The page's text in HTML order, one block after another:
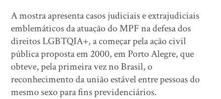
A mostra apresenta casos judiciais e extrajudiciais
emblemáticos da atuação do MPF na defesa dos
direitos LGBTQIA+, a começar pela ação civil
pública proposta em 2000, em Porto Alegre, que
obteve, pela primeira vez no Brasil, o
reconhecimento da união estável entre pessoas do
mesmo sexo para fins previdenciários.